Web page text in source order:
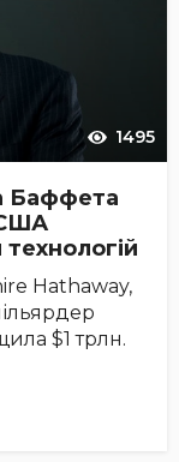
1495
Баффета
Hathaway,
$1 трлн.